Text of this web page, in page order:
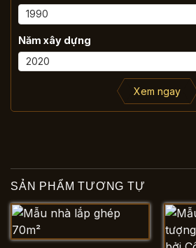
Năm xây dựng
Xem ngay
SẢN PHẨM TƯƠNG TỰ